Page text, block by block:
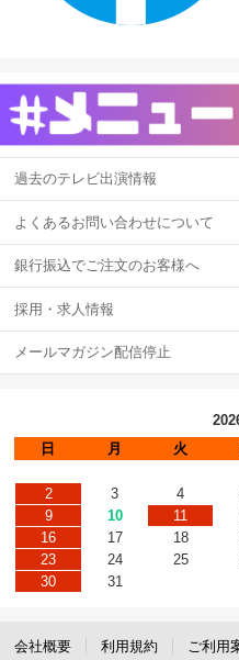
過去のテレビ出演情報
よくあるお問い合わせについて
銀行振込でご注文のお客様へ
採用・求人情報
メールマガジン配信停止
日
月 火
2
3 4
9
10 11
16
17 18
23
24 25
30
31
会社概要 利用規約 ご利用